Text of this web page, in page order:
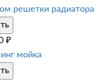
решетки радиатора
₽
мойка